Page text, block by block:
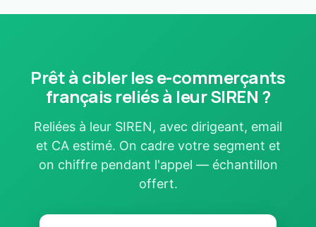
Prêt à cibler les e-commerçants
français reliés à leur SIREN ?
Reliées à leur SIREN, avec dirigeant, email
et CA estimé. On cadre votre segment et
on chiffre pendant l'appel — échantillon
offert.